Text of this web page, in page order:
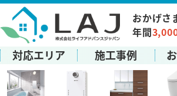
おかげさ
年間
対応エリア 施工事例